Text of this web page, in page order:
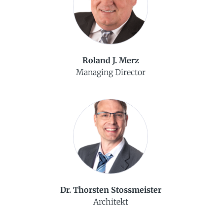
Roland J. Merz
Managing Director
Dr. Thorsten Stossmeister
Architekt